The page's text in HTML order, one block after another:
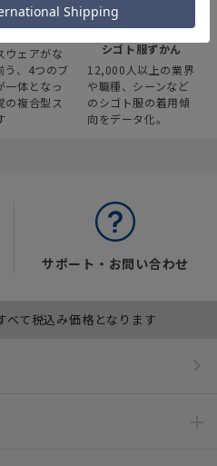
スクエア
ウェアがな
う、4つのブ
一体となっ
の複合型ス
みんなの
シゴト服ずかん
12,000人以上の業界
や職種、シーンなど
のシゴト服の着用傾
向をデータ化。
サポート・お問い合わせ
て税込み価格となります